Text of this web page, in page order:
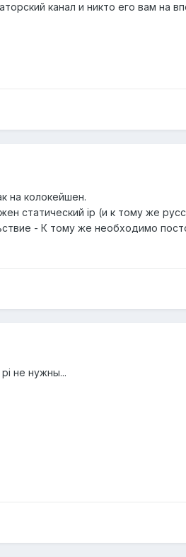
канал и никто его вам на
на колокейшен.
статический ip (и к тому же
- К тому же необходимо
не нужны...